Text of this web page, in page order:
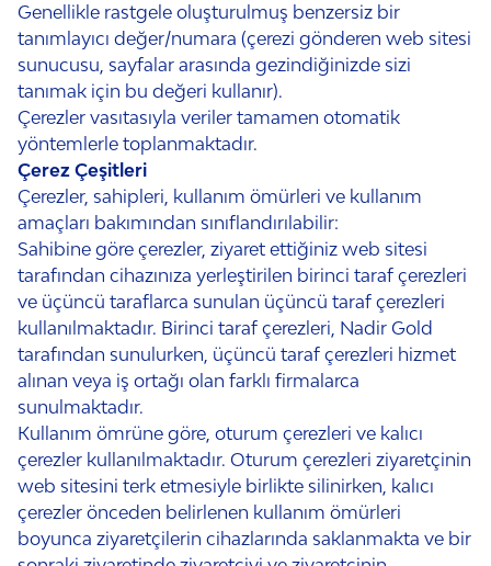
Genellikle rastgele oluşturulmuş benzersiz bir
tanımlayıcı değer/numara (çerezi gönderen web sitesi
sunucusu, sayfalar arasında gezindiğinizde sizi
tanımak için bu değeri kullanır).
Çerezler vasıtasıyla veriler tamamen otomatik
yöntemlerle toplanmaktadır.
Çerez Çeşitleri
Çerezler, sahipleri, kullanım ömürleri ve kullanım
amaçları bakımından sınıflandırılabilir:
Sahibine göre çerezler, ziyaret ettiğiniz web sitesi
tarafından cihazınıza yerleştirilen birinci taraf çerezleri
ve üçüncü taraflarca sunulan üçüncü taraf çerezleri
kullanılmaktadır. Birinci taraf çerezleri, Nadir Gold
tarafından sunulurken, üçüncü taraf çerezleri hizmet
alınan veya iş ortağı olan farklı firmalarca
sunulmaktadır.
Kullanım ömrüne göre, oturum çerezleri ve kalıcı
çerezler kullanılmaktadır. Oturum çerezleri ziyaretçinin
web sitesini terk etmesiyle birlikte silinirken, kalıcı
çerezler önceden belirlenen kullanım ömürleri
boyunca ziyaretçilerin cihazlarında saklanmakta ve bir